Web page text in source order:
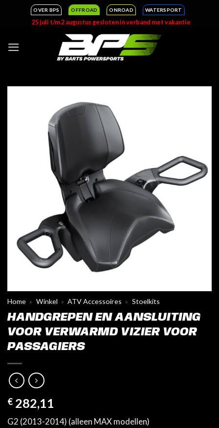
OVER BPS OFFROAD ONROAD WATERSPORT
25 juli t/m 2 augustus gesloten in verband met vakantie
Home » Winkel » ATV Accessoires » Stoelkits
HANDGREPEN EN AANSLUITING
VOOR VERWARMD VIZIER VOOR
PASSAGIERS
€ 282,11
G2 (2013-2014) (alleen MAX modellen)